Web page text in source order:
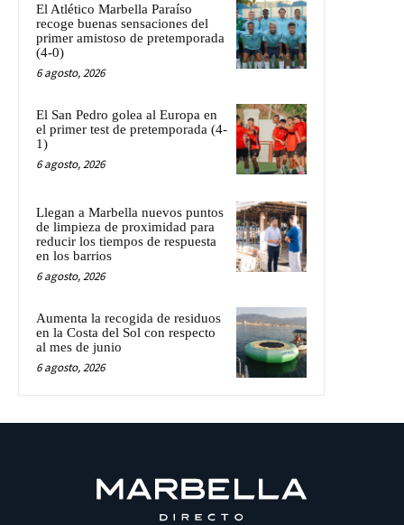
El Atlético Marbella Paraíso
recoge buenas sensaciones del
primer amistoso de pretemporada
(4-0)
6 agosto, 2026
El San Pedro golea al Europa en
el primer test de pretemporada (4-
1)
6 agosto, 2026
Llegan a Marbella nuevos puntos
de limpieza de proximidad para
reducir los tiempos de respuesta
en los barrios
6 agosto, 2026
Aumenta la recogida de residuos
en la Costa del Sol con respecto
al mes de junio
6 agosto, 2026